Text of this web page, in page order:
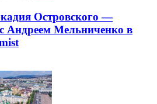
Островского —
Андреем Мельниченко в